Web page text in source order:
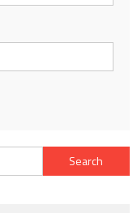
Search
for: